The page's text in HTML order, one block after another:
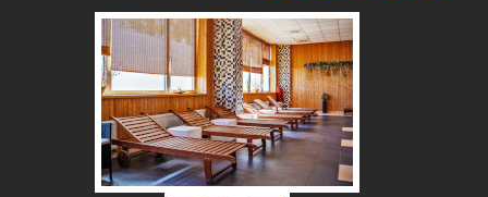
Předchozí